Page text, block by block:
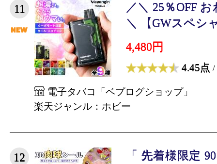
11
／＼ 25％OFF
＼ 【GWスペシ
4,480円
4.45点 /
電子タバコ「ベプログショップ」
楽天ジャンル：ホビー
12
「 先着様限定